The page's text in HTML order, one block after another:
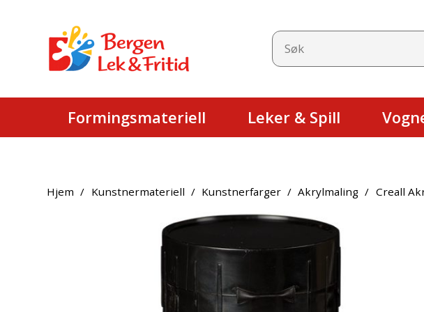
Formingsmateriell Leker & Spill
Hjem / Kunstnermateriell / Kunstnerfarger / Akrylmaling / Creall